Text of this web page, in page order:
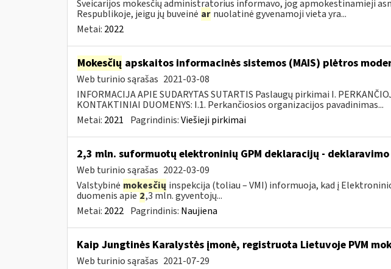
Šveicarijos mokesčių administratorius informavo, jog apmokestinamieji
Respublikoje, jeigu jų buveinė ar nuolatinė gyvenamoji vieta yra...
Metai: 2022
Mokesčių apskaitos informacinės sistemos (MAIS) plėtros
Web turinio sąrašas 2021-03-08
INFORMACIJA APIE SUDARYTAS SUTARTIS Paslaugų pirkimai I.
KONTAKTINIAI DUOMENYS: I.1. Perkančiosios organizacijos pavadinimas...
Metai: 2021 Pagrindinis:Viešieji pirkimai
2,3 mln. suformuotų elektroninių GPM deklaracijų -
Web turinio sąrašas 2022-03-09
Valstybinė mokesčių inspekcija (toliau – VMI) informuoja, kad į
duomenis apie2,3 mln. gyventojų...
Metai: 2022 Pagrindinis: Naujiena
Kaip Jungtinės Karalystės įmonė, registruota Lietuvoje PVM
Web turinio sąrašas 2021-07-29